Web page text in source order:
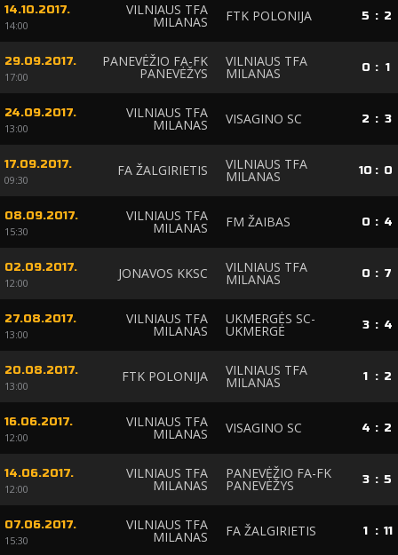
14.10.2017.
14:00
VILNIAUS TFA
MILANAS FTK POLONIJA 5 : 2
29.09.2017.
17:00
PANEVĖŽIO FA-FK
PANEVĖŽYS
VILNIAUS TFA
MILANAS 0 : 1
24.09.2017.
13:00
VILNIAUS TFA
MILANAS VISAGINO SC 2 : 3
17.09.2017.
09:30
FA ŽALGIRIETIS VILNIAUS TFA
MILANAS 10 : 0
08.09.2017.
15:30
VILNIAUS TFA
MILANAS FM ŽAIBAS 0 : 4
02.09.2017.
12:00
JONAVOS KKSC VILNIAUS TFA
MILANAS 0 : 7
27.08.2017.
13:00
VILNIAUS TFA
MILANAS
UKMERGĖS SC-
UKMERGĖ 3 : 4
20.08.2017.
13:00
FTK POLONIJA VILNIAUS TFA
MILANAS 1 : 2
16.06.2017.
12:00
VILNIAUS TFA
MILANAS VISAGINO SC 4 : 2
14.06.2017.
12:00
VILNIAUS TFA
MILANAS
PANEVĖŽIO FA-FK
PANEVĖŽYS 3 : 5
07.06.2017.
15:30
VILNIAUS TFA
MILANAS FA ŽALGIRIETIS 1 : 11